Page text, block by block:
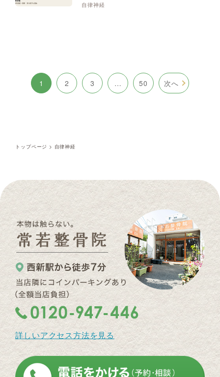
自律神経
1 2 3 … 50 次へ
トップページ > 自律神経
詳しいアクセス方法を見る